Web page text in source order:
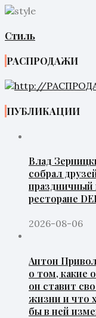
Стиль
РАСПРОДАЖИ
ПУБЛИКАЦИИ
Влад
собрал
праздничный
ресторане
2026-08-06
Антон
о том, какие
он ставит
жизни и что
бы в ней